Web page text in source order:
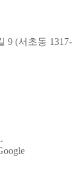
9 (서초동 1317-